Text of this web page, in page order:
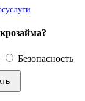
Безопасность